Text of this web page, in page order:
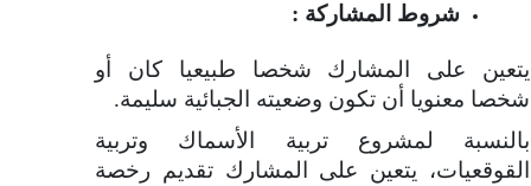
شروط المشاركة :
يتعين على المشارك شخصا طبيعيا كان أو
شخصا معنويا أن تكون وضعيته الجبائية سليمة.
بالنسبة لمشروع تربية الأسماك وتربية
القوقعيات، يتعين على المشارك تقديم رخصة